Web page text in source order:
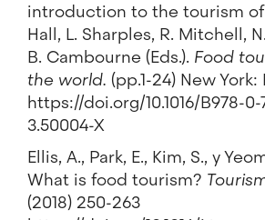
introduction to the tourism of
Hall, L. Sharples, R. Mitchell,
B. Cambourne (Eds.). Food
the world. (pp.1-24) New
https://doi.org/10.1016/B978-
3.50004-X
Ellis, A., Park, E., Kim, S., y
What is food tourism?
(2018) 250-263